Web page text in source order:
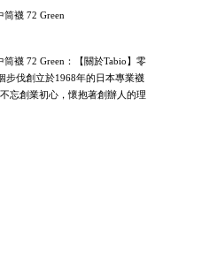
筒襪 72 Green
筒襪 72 Green：【關於Tabio】零
步伐創立於1968年的日本專業襪
忘創業初心，懷抱著創辦人的理